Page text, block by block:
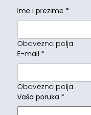
Ime i prezime *
Obavezna polja.
E-mail *
Obavezna polja.
Vaša poruka *